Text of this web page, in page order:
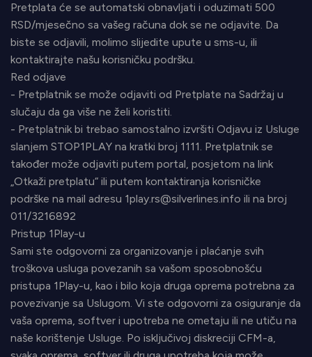
Pretplata će se automatski obnavljati i oduzimati 500
RSD/mjesečno sa vašeg računa dok se ne odjavite. Da
biste se odjavili, molimo slijedite upute u sms-u, ili
kontaktirajte našu korisničku podršku.
Red odjave
- Pretplatnik se može odjaviti od Pretplate na Sadržaj u
slučaju da ga više ne želi koristiti.
- Pretplatnik bi trebao samostalno izvršiti Odjavu iz Usluge
slanjem STOP1PLAY na kratki broj 1111. Pretplatnik se
također može odjaviti putem portal, posjetom na link
„Otkaži pretplatu“ ili putem kontaktiranja korisničke
podrške na mail adresu 1play.rs@silverlines.info ili na broj
011/3216892
Pristup 1Play-u
Sami ste odgovorni za organizovanje i plaćanje svih
troškova usluga povezanih sa vašom sposobnošću
pristupa 1Play-u, kao i bilo koja druga oprema potrebna za
povezivanje sa Uslugom. Vi ste odgovorni za osiguranje da
vaša oprema, softver i upotreba ne ometaju ili ne utiču na
naše korištenje Usluge. Po isključivoj diskreciji CFM-a,